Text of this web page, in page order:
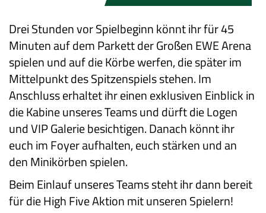
Drei Stunden vor Spielbeginn könnt ihr für 45
Minuten auf dem Parkett der Großen EWE Arena
spielen und auf die Körbe werfen, die später im
Mittelpunkt des Spitzenspiels stehen. Im
Anschluss erhaltet ihr einen exklusiven Einblick in
die Kabine unseres Teams und dürft die Logen
und VIP Galerie besichtigen. Danach könnt ihr
euch im Foyer aufhalten, euch stärken und an
den Minikörben spielen.
Beim Einlauf unseres Teams steht ihr dann bereit
für die High Five Aktion mit unseren Spielern!